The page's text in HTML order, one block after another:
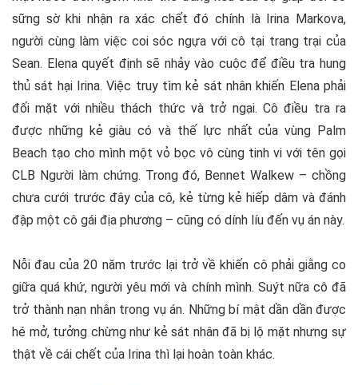
sững sờ khi nhận ra xác chết đó chính là Irina Markova,
người cùng làm việc coi sóc ngựa với cô tại trang trại của
Sean. Elena quyết định sẽ nhảy vào cuộc để điều tra hung
thủ sát hại Irina. Việc truy tìm kẻ sát nhân khiến Elena phải
đối mặt với nhiều thách thức và trở ngại. Cô điều tra ra
được những kẻ giàu có và thế lực nhất của vùng Palm
Beach tạo cho mình một vỏ bọc vô cùng tinh vi với tên gọi
CLB Người làm chứng. Trong đó, Bennet Walkew – chồng
chưa cưới trước đây của cô, kẻ từng kẻ hiếp dâm và đánh
đập một cô gái địa phương – cũng có dính líu đến vụ án này.
Nỗi đau của 20 năm trước lại trở về khiến cô phải giằng co
giữa quá khứ, người yêu mới và chính mình. Suýt nữa cô đã
trở thành nạn nhân trong vụ án. Những bí mật dần dần được
hé mở, tưởng chừng như kẻ sát nhân đã bị lộ mặt nhưng sự
thật về cái chết của Irina thì lại hoàn toàn khác.